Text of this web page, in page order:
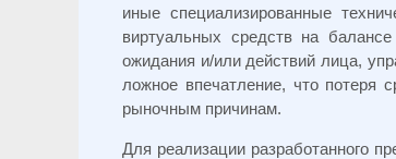
иные специализированные
виртуальных средств на балансе
ожидания и/или действий лица,
ложное впечатление, что потеря
рыночным причинам.
Для реализации разработанного